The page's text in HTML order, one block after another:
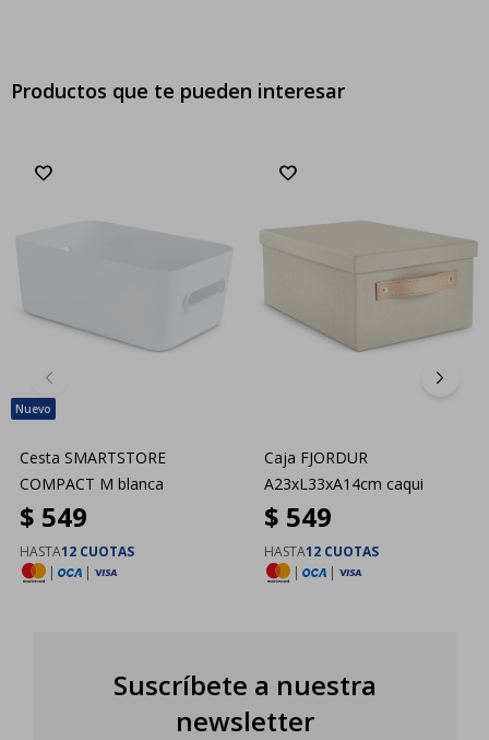
Productos que te pueden interesar
Cesta SMARTSTORE
COMPACT M blanca
$ 549
HASTA12 CUOTAS
|
|
Caja FJORDUR
A23xL33xA14cm caqui
$ 549
HASTA12 CUOTAS
|
|
Suscríbete a nuestra
newsletter